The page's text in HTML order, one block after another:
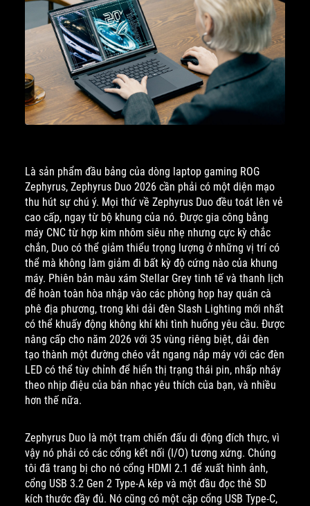
Là sản phẩm đầu bảng của dòng laptop gaming ROG
Zephyrus, Zephyrus Duo 2026 cần phải có một diện mạo
thu hút sự chú ý. Mọi thứ về Zephyrus Duo đều toát lên vẻ
cao cấp, ngay từ bộ khung của nó. Được gia công bằng
máy CNC từ hợp kim nhôm siêu nhẹ nhưng cực kỳ chắc
chắn, Duo có thể giảm thiểu trọng lượng ở những vị trí có
thể mà không làm giảm đi bất kỳ độ cứng nào của khung
máy. Phiên bản màu xám Stellar Grey tinh tế và thanh lịch
để hoàn toàn hòa nhập vào các phòng họp hay quán cà
phê địa phương, trong khi dải đèn Slash Lighting mới nhất
có thể khuấy động không khí khi tình huống yêu cầu. Được
nâng cấp cho năm 2026 với 35 vùng riêng biệt, dải đèn
tạo thành một đường chéo vắt ngang nắp máy với các đèn
LED có thể tùy chỉnh để hiển thị trạng thái pin, nhấp nháy
theo nhịp điệu của bản nhạc yêu thích của bạn, và nhiều
hơn thế nữa.
Zephyrus Duo là một trạm chiến đấu di động đích thực, vì
vậy nó phải có các cổng kết nối (I/O) tương xứng. Chúng
tôi đã trang bị cho nó cổng HDMI 2.1 để xuất hình ảnh,
cổng USB 3.2 Gen 2 Type-A kép và một đầu đọc thẻ SD
kích thước đầy đủ. Nó cũng có một cặp cổng USB Type-C,